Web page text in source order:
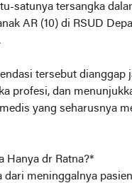
satunya tersangka
AR (10) di RSUD
tersebut dianggap
profesi, dan
yang seharusnya
Hanya dr Ratna?*
dari meninggalnya